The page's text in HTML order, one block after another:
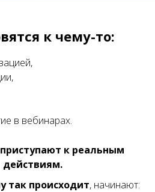
к чему-то:
в вебинарах.
к реальным
действиям.
так происходит, начинают: